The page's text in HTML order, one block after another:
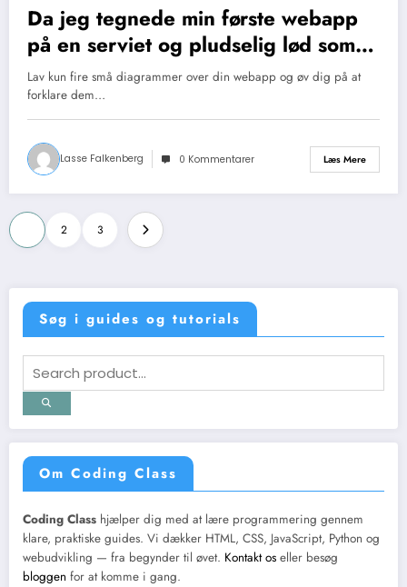
Da jeg tegnede min første webapp
på en serviet og pludselig lød som
en “rigtig” udvikler
Lav kun fire små diagrammer over din webapp og øv dig på at
forklare dem…
Lasse Falkenberg 0 Kommentarer Læs Mere
Indlægsinddeling
2 3
Søg i guides og tutorials
Om Coding Class
Coding Class hjælper dig med at lære programmering gennem
klare, praktiske guides. Vi dækker HTML, CSS, JavaScript, Python og
webudvikling — fra begynder til øvet. Kontakt os eller besøg
bloggen for at komme i gang.